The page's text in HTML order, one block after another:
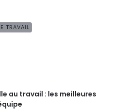
TRAVAIL
au travail : les meilleures